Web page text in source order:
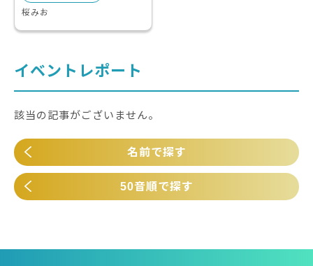
桜みお
イベントレポート
該当の記事がございません。
名前で探す
50音順で探す